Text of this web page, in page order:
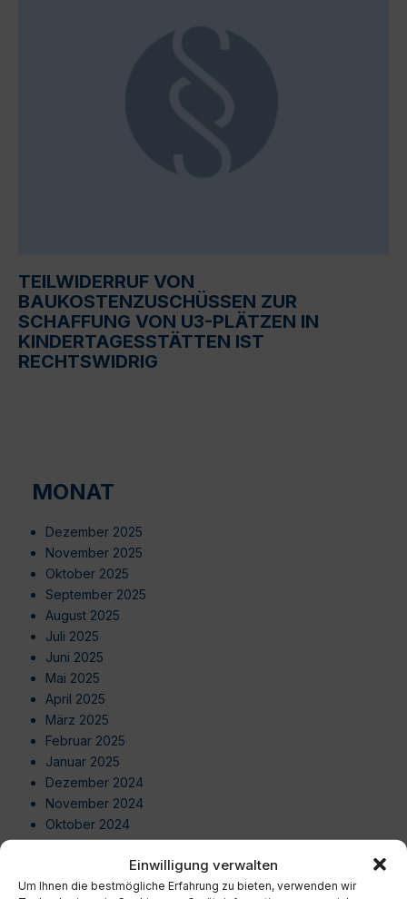
Einwilligung verwalten
Um Ihnen die bestmögliche Erfahrung zu bieten, verwenden wir
TEILWIDERRUF VON
BAUKOSTENZUSCHÜSSEN ZUR
SCHAFFUNG VON U3-PLÄTZEN IN
KINDERTAGESSTÄTTEN IST
RECHTSWIDRIG
MONAT
Dezember 2025
November 2025
Oktober 2025
September 2025
August 2025
Juli 2025
Juni 2025
Mai 2025
April 2025
März 2025
Februar 2025
Januar 2025
Dezember 2024
November 2024
Oktober 2024
September 2024
Juli 2024